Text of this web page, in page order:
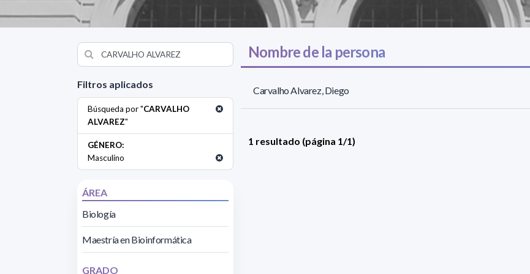
Filtros aplicados
Búsqueda por "CARVALHO
ALVAREZ"
GÉNERO:
Masculino
ÁREA
Biología
Maestría en Bioinformática
GRADO
Nombre de la persona
Carvalho Alvarez, Diego
1 resultado (página 1/1)